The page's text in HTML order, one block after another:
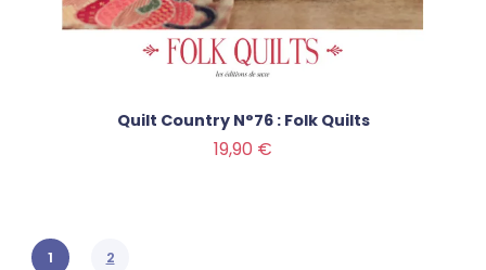
Quilt Country N°76 : Folk Quilts
19,90 €
1 2